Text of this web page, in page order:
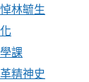
林毓生
課
精神史